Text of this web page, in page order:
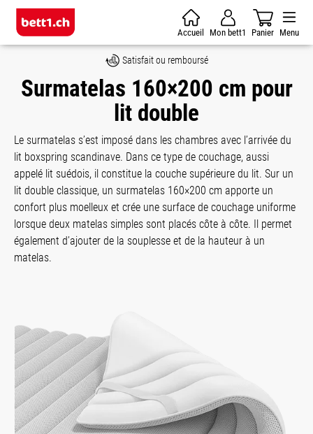
Skip to main content
Accueil Mon bett1 Panier Menu
Satisfait ou remboursé
Surmatelas 160×200 cm pour
lit double
Le surmatelas s’est imposé dans les chambres avec l’arrivée du
lit boxspring scandinave. Dans ce type de couchage, aussi
appelé lit suédois, il constitue la couche supérieure du lit. Sur un
lit double classique, un surmatelas 160×200 cm apporte un
confort plus moelleux et crée une surface de couchage uniforme
lorsque deux matelas simples sont placés côte à côte. Il permet
également d’ajouter de la souplesse et de la hauteur à un
matelas.